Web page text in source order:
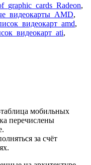
,
,
,
,
мобильных
перечислены
за счёт